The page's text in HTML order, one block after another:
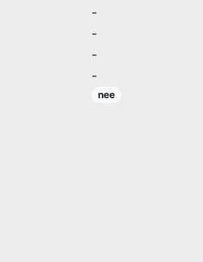
-
-
-
-
nee